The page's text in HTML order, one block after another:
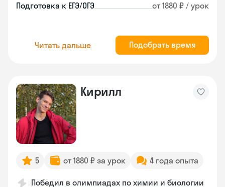
Подготовка к ЕГЭ/ОГЭ от 1880 ₽ / урок
Читать дальше Подобрать время
Кирилл
5 от 1880 ₽ за урок 4 года опыта
Победил в олимпиадах по химии и биологии